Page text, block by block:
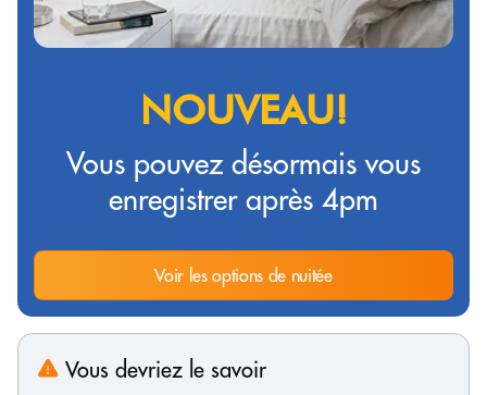
NOUVEAU!
Vous pouvez désormais vous
enregistrer après 4pm
Voir les options de nuitée
Vous devriez le savoir